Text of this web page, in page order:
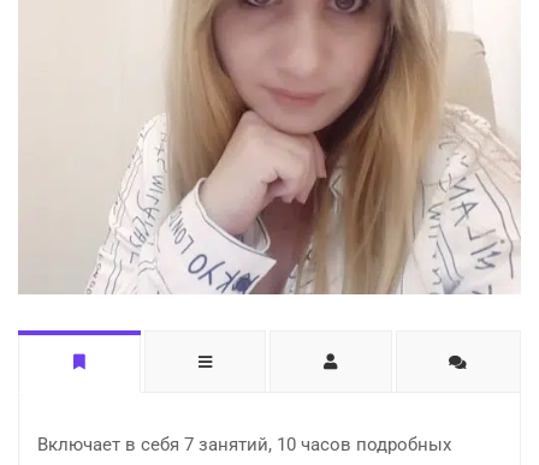
Включает в себя 7 занятий, 10 часов подробных